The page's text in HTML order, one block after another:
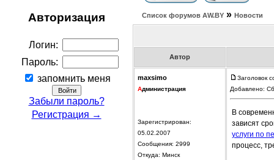
Авторизация
Логин:
Пароль:
запомнить меня
Забыли пароль?
Регистрация →
Список форумов АW.BY » Новости
Автор
maxsimo
Администрация
Зарегистрирован:
05.02.2007
Сообщения: 2999
Откуда: Минск
Заголовок
Добавлено:
В
зависят
услуги по
процесс,